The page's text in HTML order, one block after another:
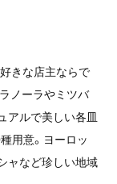
きな店主ならで
ノーラやミツバ
アルで美しい各皿
用意。ヨーロッ
ャなど珍しい地域